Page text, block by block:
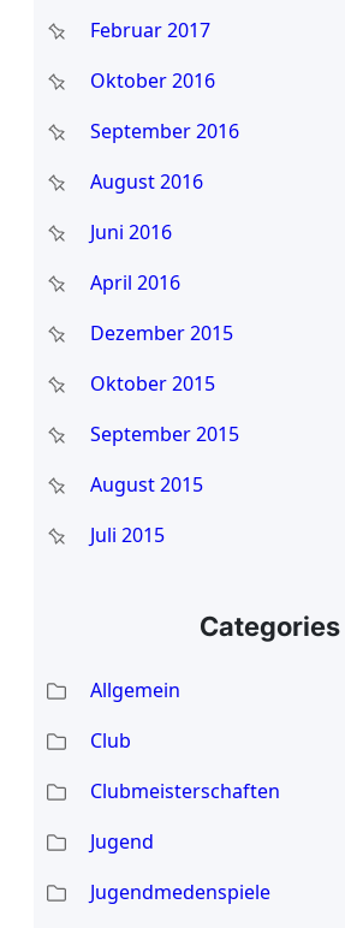
Februar 2017
Oktober 2016
September 2016
August 2016
Juni 2016
April 2016
Dezember 2015
Oktober 2015
September 2015
August 2015
Juli 2015
Categories
Allgemein
Club
Clubmeisterschaften
Jugend
Jugendmedenspiele